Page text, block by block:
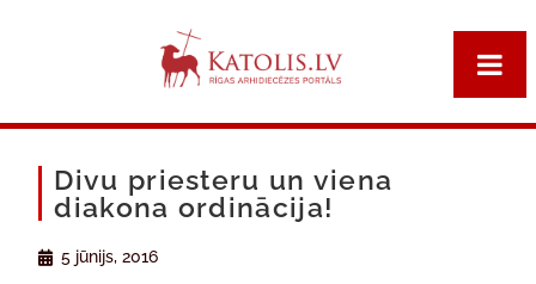
Divu priesteru un viena
diakona ordinācija!
5 jūnijs, 2016